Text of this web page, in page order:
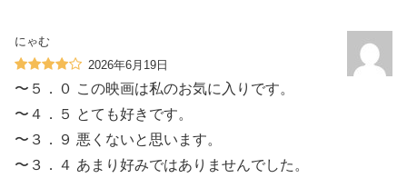
にゃむ
2026年6月19日
〜５．０ この映画は私のお気に入りです。
〜４．５ とても好きです。
〜３．９ 悪くないと思います。
〜３．４ あまり好みではありませんでした。